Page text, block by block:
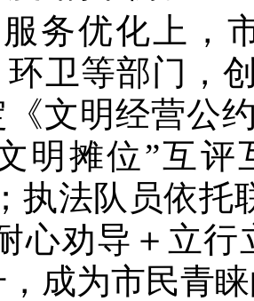
务优化上，
环卫等部门，
《文明经营公
明摊位”互
执法队员依托
心劝导＋立
成为市民青